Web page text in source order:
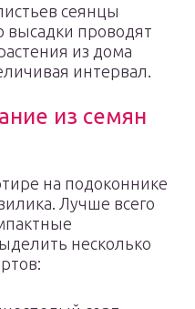
сеянцы
высадки проводят
из дома
интервал.
из семян
на подоконнике
Лучше всего
несколько